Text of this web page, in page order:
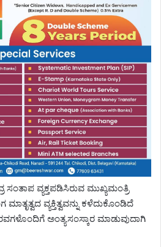
ವ್ಯಕ್ತಪಡಿಸಿರುವ ಮುಖ್ಯಮಂತ್ರಿ
ವ್ಯಕ್ತಿತ್ವವನ್ನು ಕಳೆದುಕೊಂಡಿದೆ
ಅಂತ್ಯಸಂಸ್ಕಾರ ಮಾಡುವುದಾಗಿ